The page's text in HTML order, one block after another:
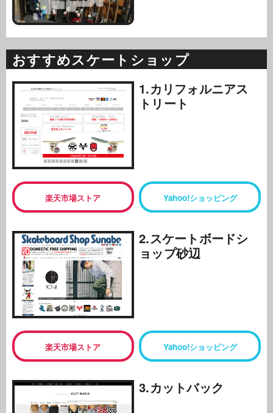
おすすめスケートショップ
1.カリフォルニアス
トリート
楽天市場ストア Yahoo!ショッピング
2.スケートボードシ
ョップ砂辺
楽天市場ストア Yahoo!ショッピング
3.カットバック